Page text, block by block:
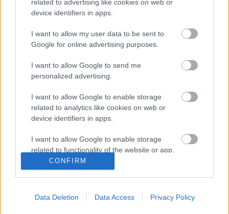
related to advertising like cookies on web or
device identifiers in apps.
I want to allow my user data to be sent to
Google for online advertising purposes.
I want to allow Google to send me
personalized advertising.
I want to allow Google to enable storage
related to analytics like cookies on web or
device identifiers in apps.
I want to allow Google to enable storage
related to functionality of the website or app.
I want to allow Google to enable storage
I want to allow Google to enable storage
CONFIRM
Data Deletion Data Access Privacy Policy
Magvető, 1966. 39. – Törzsgyűjtemény Fejes Endre
portréja. In: Uő.: Rozsdatemető, Budapest, Magvető,
1974. Hátsó borító – Törzsgyűjtemény Fejes Endre
Kossuth- és József Attila-díjas író, a…